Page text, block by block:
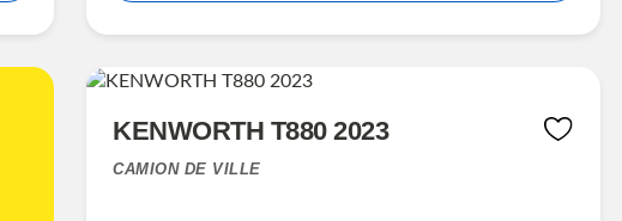
KENWORTH T880 2023
CAMION DE VILLE